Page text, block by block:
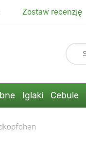
Zostaw recenzję
Iglaki Cebule